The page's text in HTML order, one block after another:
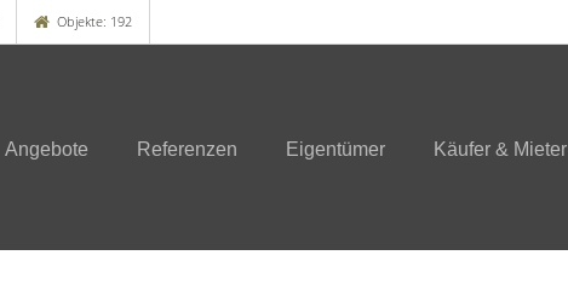
Objekte: 192
Angebote Referenzen Eigentümer Käufer & Mieter